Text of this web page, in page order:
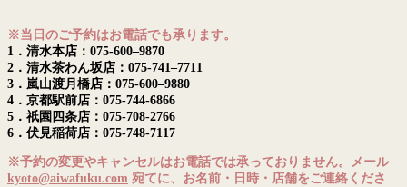
※当日のご予約はお電話でも承ります。
1．清水本店：075-600–9870
2．清水茶わん坂店：075-741–7711
3．嵐山渡月橋店：075-600–9880
4．京都駅前店：075-744-6866
5．祇園四条店：075-708-2766
6．伏見稲荷店：075-748-7117
※予約の変更やキャンセルはお電話では承っておりません。メール
kyoto@aiwafuku.com 宛てに、お名前・日時・店舗をご連絡くださ